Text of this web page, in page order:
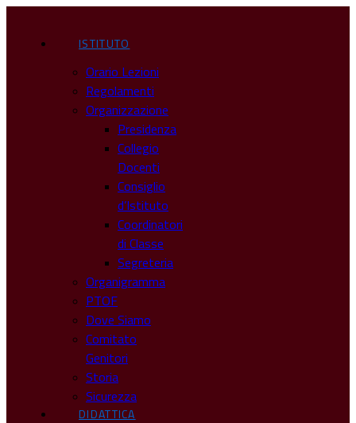
ISTITUTO
Orario Lezioni
Regolamenti
Organizzazione
Presidenza
Collegio
Docenti
Consiglio
d’Istituto
Coordinatori
di Classe
Segreteria
Organigramma
PTOF
Dove Siamo
Comitato
Genitori
Storia
Sicurezza
DIDATTICA